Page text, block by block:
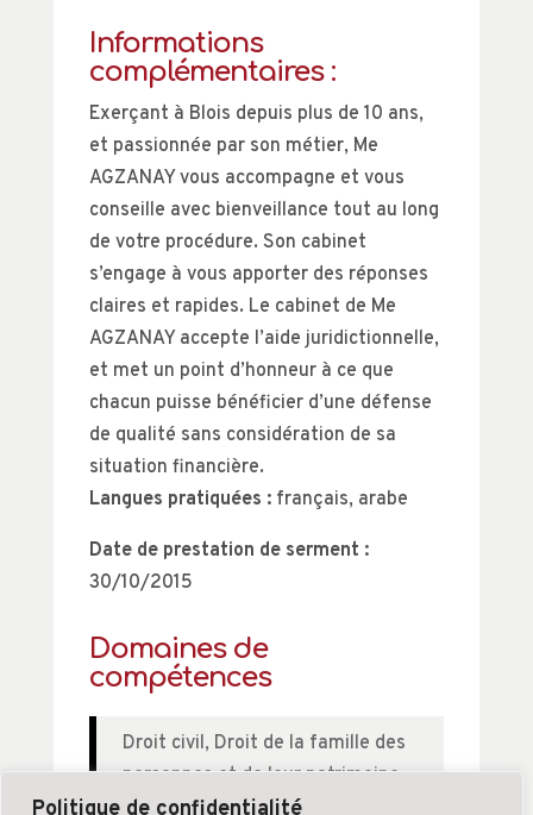
Informations
complémentaires :
Exerçant à Blois depuis plus de 10 ans,
et passionnée par son métier, Me
AGZANAY vous accompagne et vous
conseille avec bienveillance tout au long
de votre procédure. Son cabinet
s’engage à vous apporter des réponses
claires et rapides. Le cabinet de Me
AGZANAY accepte l’aide juridictionnelle,
et met un point d’honneur à ce que
chacun puisse bénéficier d’une défense
de qualité sans considération de sa
situation financière.
Langues pratiquées :français, arabe
Date de prestation de serment :
30/10/2015
Domaines de
compétences
Droit civil, Droit de la famille des
personnes et de leur patrimoine
Droit pénal